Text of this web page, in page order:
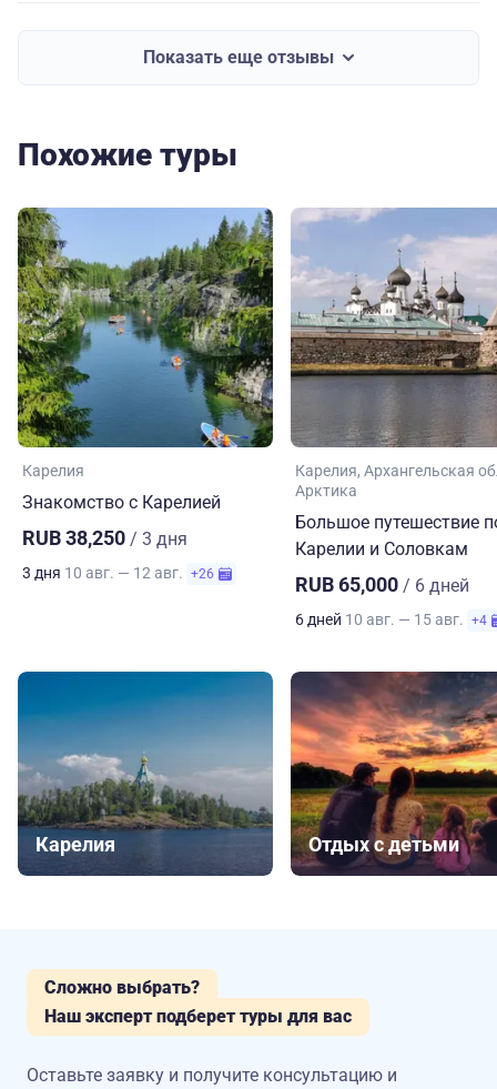
Показать еще отзывы
Похожие туры
Карелия
Знакомство с Карелией
RUB 38,250 / 3 дня
3 дня 10 авг. — 12 авг. +26
Карелия Архангельская
Арктика
Большое путешествие
Карелии и Соловкам
RUB 65,000 / 6 дней
6 дней 10 авг. — 15 авг. +4
Карелия Отдых с детьми
Сложно выбрать?
Наш эксперт подберет туры для вас
Оставьте заявку и получите консультацию и